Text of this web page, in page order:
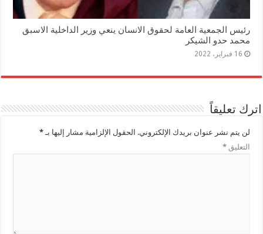
رئيس الجمعية العامة لحقوق الانسان ينعي وزير الداخلية الاسبق
محمد حدو الشيكر
16 فبراير، 2022
اترك تعليقاً
لن يتم نشر عنوان بريدك الإلكتروني. الحقول الإلزامية مشار إليها بـ*
التعليق*